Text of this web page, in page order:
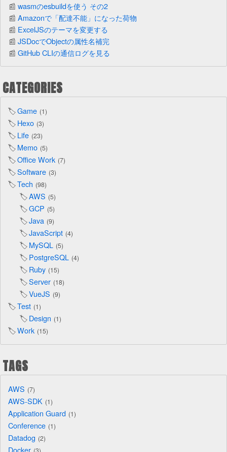
wasmのesbuildを使う その2
Amazonで「配達不能」になった荷物
ExcelJSのテーマを変更する
JSDocでObjectの属性名補完
GitHub CLIの通信ログを見る
CATEGORIES
Game 1
Hexo 3
Life 23
Memo 5
Office Work 7
Software 3
Tech 98
AWS 5
GCP 5
Java 9
JavaScript 4
MySQL 5
PostgreSQL 4
Ruby 15
Server 18
VueJS 9
Test 1
Design 1
Work 15
TAGS
AWS 7
AWS-SDK 1
Application Guard 1
Conference 1
Datadog 2
Docker 3